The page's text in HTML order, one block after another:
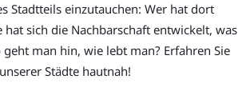
Stadtteils einzutauchen: Wer hat dort
sich die Nachbarschaft entwickelt, was
man hin, wie lebt man? Erfahren Sie
Städte hautnah!